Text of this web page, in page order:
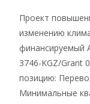
Проект
изменению
финансируемый
3746-KGZ/Grant
позицию:
Минимальные